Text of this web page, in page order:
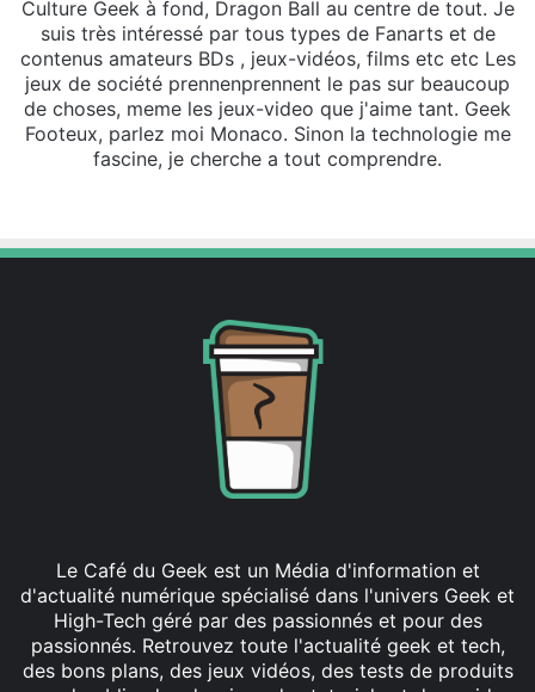
Culture Geek à fond, Dragon Ball au centre de tout. Je
suis très intéressé par tous types de Fanarts et de
contenus amateurs BDs , jeux-vidéos, films etc etc Les
jeux de société prennenprennent le pas sur beaucoup
de choses, meme les jeux-video que j'aime tant. Geek
Footeux, parlez moi Monaco. Sinon la technologie me
fascine, je cherche a tout comprendre.
bo
Le Café du Geek est un Média d'information et
d'actualité numérique spécialisé dans l'univers Geek et
High-Tech géré par des passionnés et pour des
passionnés. Retrouvez toute l'actualité geek et tech,
des bons plans, des jeux vidéos, des tests de produits